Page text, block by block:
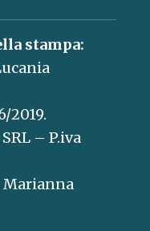
stampa:
2019.
– P.iva
Marianna